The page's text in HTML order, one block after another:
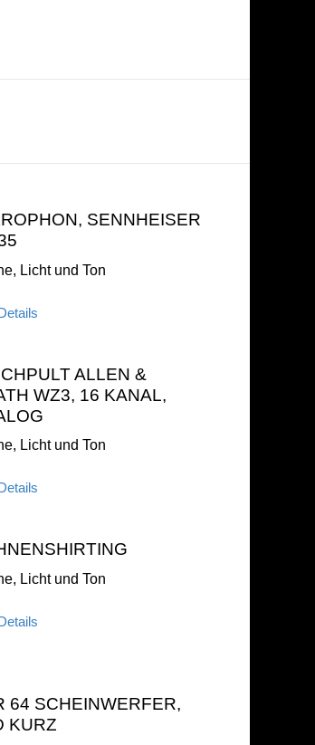
SENNHEISER
Licht und Ton
ALLEN &
WZ3, 16 KANAL,
Licht und Ton
Licht und Ton
64 SCHEINWERFER,
KURZ